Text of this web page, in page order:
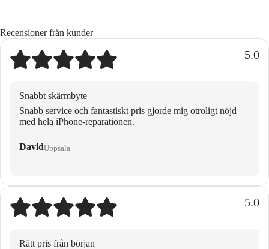
Recensioner från kunder
5.0
Snabbt skärmbyte
Snabb service och fantastiskt pris gjorde mig otroligt nöjd
med hela iPhone-reparationen.
DavidUppsala
5.0
Rätt pris från början